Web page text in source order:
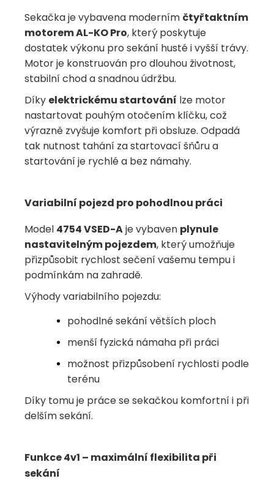
Sekačka je vybavena moderním čtyřtaktním
motorem AL-KO Pro, který poskytuje
dostatek výkonu pro sekání husté i vyšší trávy.
Motor je konstruován pro dlouhou životnost,
stabilní chod a snadnou údržbu.
Díky elektrickému startování lze motor
nastartovat pouhým otočením klíčku, což
výrazně zvyšuje komfort při obsluze. Odpadá
tak nutnost tahání za startovací šňůru a
startování je rychlé a bez námahy.
Variabilní pojezd pro pohodlnou práci
Model 4754 VSED-Aje vybaven plynule
nastavitelným pojezdem, který umožňuje
přizpůsobit rychlost sečení vašemu tempu i
podmínkám na zahradě.
Výhody variabilního pojezdu:
pohodlné sekání větších ploch
menší fyzická námaha při práci
možnost přizpůsobení rychlosti podle
terénu
Díky tomu je práce se sekačkou komfortní i při
delším sekání.
Funkce 4v1 – maximální flexibilita při
sekání